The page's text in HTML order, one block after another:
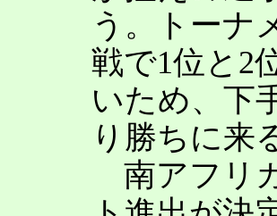
う。トーナ
戦で1位と2
いため、下
り勝ちに来
南アフリ